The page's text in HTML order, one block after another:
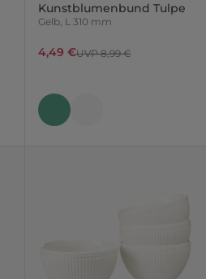
Kunstblumenbund Tulpe
Gelb, L 310 mm
4,49 €UVP 8,99 €